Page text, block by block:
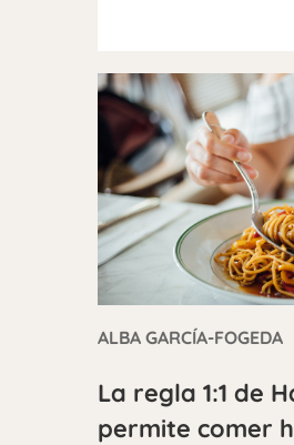
ALBA GARCÍA-FOGEDA
La regla 1:1 de
permite comer